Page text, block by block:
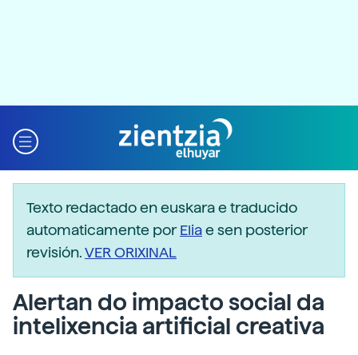
Texto redactado en euskara e traducido
automaticamente porEliae sen posterior
revisión.VER ORIXINAL
Alertan do impacto social da
intelixencia artificial creativa